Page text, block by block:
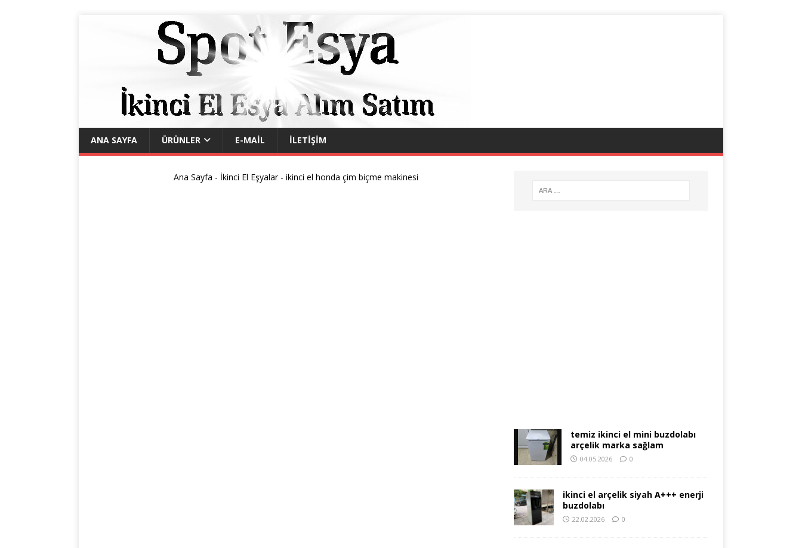
ANA SAYFA ÜRÜNLER E-MAIL İLETIŞIM
Ana Sayfa - İkinci El Eşyalar-ikinci el honda çim biçme makinesi
temiz ikinci el mini buzdolabı
arçelik marka sağlam
04.05.2026 0
ikinci el arçelik siyah A+++ enerji
buzdolabı
22.02.2026 0